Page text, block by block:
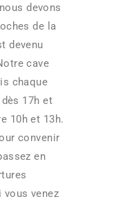
devons
de la
devenu
cave
chaque
17h et
10h et 13h.
convenir
en
vous venez